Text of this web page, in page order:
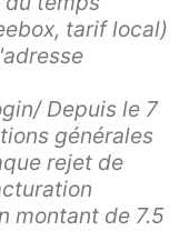
tarif local)
Depuis le 7
générales
rejet de
montant de 7.5